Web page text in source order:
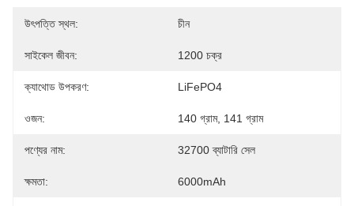
উৎপত্তি স্থল: চীন
সাইকেল জীবন: 1200 চক্র
ক্যাথোড উপকরণ: LiFePO4
ওজন: 140 গ্রাম, 141 গ্রাম
পণ্যের নাম: 32700 ব্যাটারি সেল
ক্ষমতা: 6000mAh